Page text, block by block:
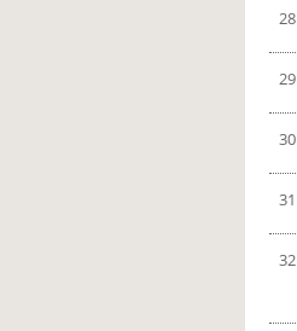
28
29
30
31
32